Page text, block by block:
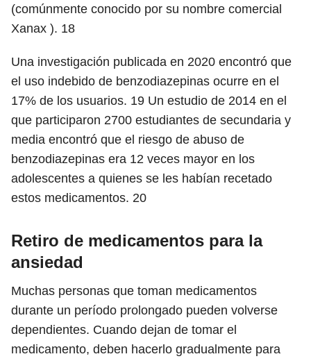
(comúnmente conocido por su nombre comercial
Xanax ). 18
Una investigación publicada en 2020 encontró que
el uso indebido de benzodiazepinas ocurre en el
17% de los usuarios. 19 Un estudio de 2014 en el
que participaron 2700 estudiantes de secundaria y
media encontró que el riesgo de abuso de
benzodiazepinas era 12 veces mayor en los
adolescentes a quienes se les habían recetado
estos medicamentos. 20
Retiro de medicamentos para la
ansiedad
Muchas personas que toman medicamentos
durante un período prolongado pueden volverse
dependientes. Cuando dejan de tomar el
medicamento, deben hacerlo gradualmente para